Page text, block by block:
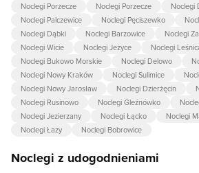
Noclegi Porzecze
Noclegi Porzecze
Noclegi
Noclegi Palczewice
Noclegi Pęciszewko
Noclegi Dąbki
Noclegi Barzowice Noclegi
Noclegi Wicie
Noclegi Jeżyce
Noclegi
Noclegi Bukowo Morskie
Noclegi Delowo
Noclegi Nowy Kraków
Noclegi Sulimice
Noclegi Nowy Jarosław
Noclegi Dzierżęcin
Noclegi Rusinowo
Noclegi Gleźnówko
Noclegi Jezierzany
Noclegi Łącko
Noclegi
Noclegi Łazy
Noclegi Bobrowice
Noclegi z udogodnieniami